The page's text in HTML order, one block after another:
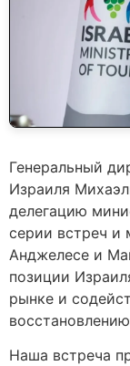
Генеральный
Израиля
делегацию
серии встреч
Анджелесе и
позиции
рынке и
Наша встреча